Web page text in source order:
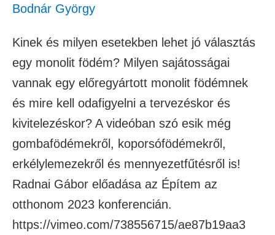
Bodnár György
Kinek és milyen esetekben lehet jó választás
egy monolit födém? Milyen sajátosságai
vannak egy előregyártott monolit födémnek
és mire kell odafigyelni a tervezéskor és
kivitelezéskor? A videóban szó esik még
gombafödémekről, koporsófödémekről,
erkélylemezekről és mennyezetfűtésről is!
Radnai Gábor előadása az Építem az
otthonom 2023 konferencián.
https://vimeo.com/738556715/ae87b19aa3